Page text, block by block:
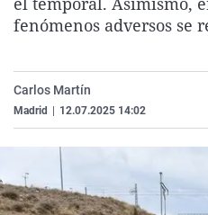
fenómenos adversos se
Carlos Martín
Madrid 12.07.2025 14:02